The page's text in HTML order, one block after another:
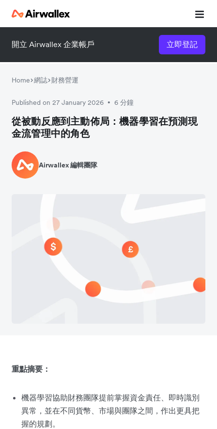
開立 Airwallex 企業帳戶 立即登記
Home 網誌 財務營運
Published on 27 January 2026 • 6 分鐘
從被動反應到主動佈局：機器學習在預測現
金流管理中的角色
Airwallex 編輯團隊
重點摘要：
機器學習協助財務團隊提前掌握資金責任、即時識別
異常，並在不同貨幣、市場與團隊之間，作出更具把
握的規劃。